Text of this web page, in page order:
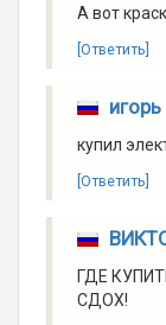
А вот
[Ответить]
игорь
купил
[Ответить]
ГДЕ
СДОХ!